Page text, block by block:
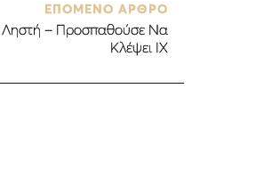
ΕΠΟΜΕΝΟ ΑΡΘΡΟ
Ληστή – Προσπαθούσε Να
Κλέψει ΙΧ